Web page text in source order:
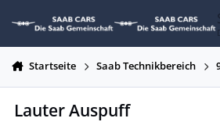
Startseite Saab Technikbereich
Lauter Auspuff